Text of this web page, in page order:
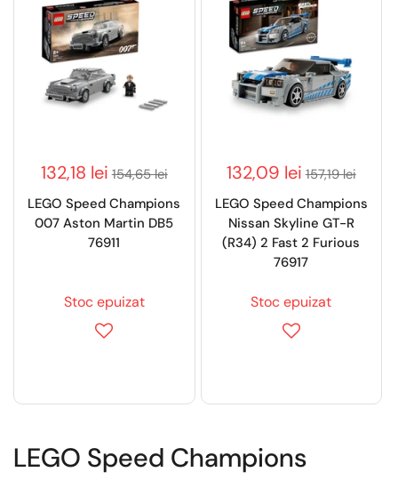
132,18 lei 154,65 lei
LEGO Speed Champions
007 Aston Martin DB5
76911
Stoc epuizat
132,09 lei 157,19 lei
LEGO Speed Champions
Nissan Skyline GT-R
(R34) 2 Fast 2 Furious
76917
Stoc epuizat
LEGO Speed Champions